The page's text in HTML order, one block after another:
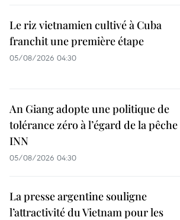
Le riz vietnamien cultivé à Cuba
franchit une première étape
05/08/2026 04:30
An Giang adopte une politique de
tolérance zéro à l’égard de la pêche
INN
05/08/2026 04:30
La presse argentine souligne
l’attractivité du Vietnam pour les